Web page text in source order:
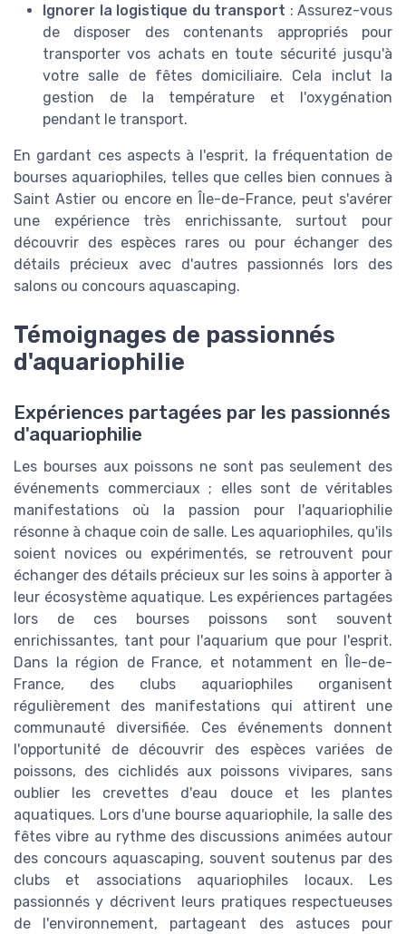
Ignorer la logistique du transport : Assurez-vous
de disposer des contenants appropriés pour
transporter vos achats en toute sécurité jusqu'à
votre salle de fêtes domiciliaire. Cela inclut la
gestion de la température et l'oxygénation
pendant le transport.
En gardant ces aspects à l'esprit, la fréquentation de
bourses aquariophiles, telles que celles bien connues à
Saint Astier ou encore en Île-de-France, peut s'avérer
une expérience très enrichissante, surtout pour
découvrir des espèces rares ou pour échanger des
détails précieux avec d'autres passionnés lors des
salons ou concours aquascaping.
Témoignages de passionnés
d'aquariophilie
Expériences partagées par les passionnés
d'aquariophilie
Les bourses aux poissons ne sont pas seulement des
événements commerciaux ; elles sont de véritables
manifestations où la passion pour l'aquariophilie
résonne à chaque coin de salle. Les aquariophiles, qu'ils
soient novices ou expérimentés, se retrouvent pour
échanger des détails précieux sur les soins à apporter à
leur écosystème aquatique. Les expériences partagées
lors de ces bourses poissons sont souvent
enrichissantes, tant pour l'aquarium que pour l'esprit.
Dans la région de France, et notamment en Île-de-
France, des clubs aquariophiles organisent
régulièrement des manifestations qui attirent une
communauté diversifiée. Ces événements donnent
l'opportunité de découvrir des espèces variées de
poissons, des cichlidés aux poissons vivipares, sans
oublier les crevettes d'eau douce et les plantes
aquatiques. Lors d'une bourse aquariophile, la salle des
fêtes vibre au rythme des discussions animées autour
des concours aquascaping, souvent soutenus par des
clubs et associations aquariophiles locaux. Les
passionnés y décrivent leurs pratiques respectueuses
de l'environnement, partageant des astuces pour